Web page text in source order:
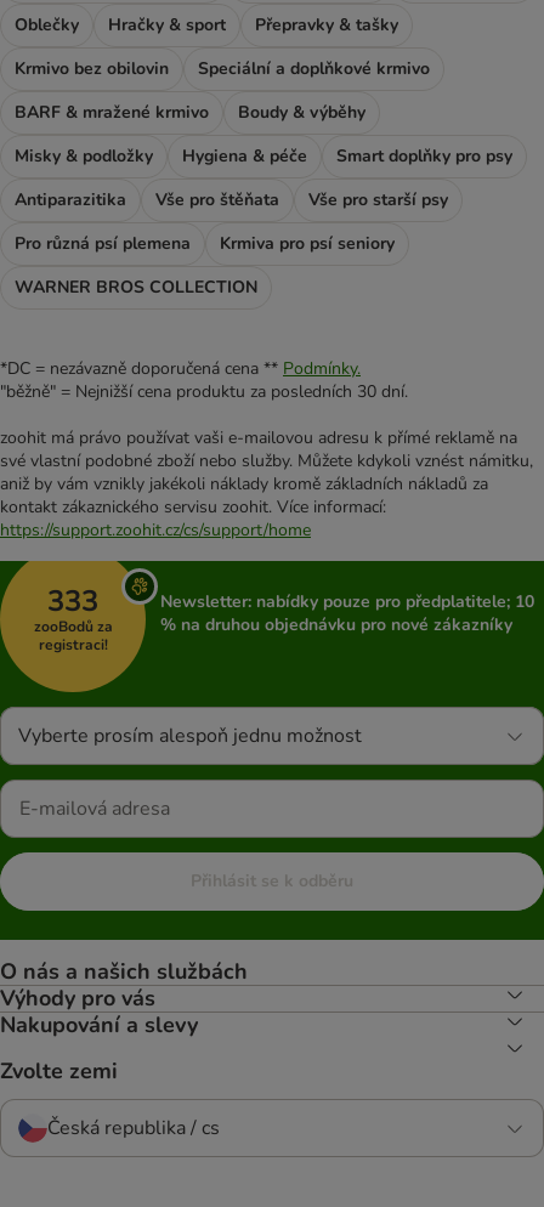
Oblečky
Hračky & sport
Přepravky & tašky
Krmivo bez obilovin
Speciální a doplňkové krmivo
BARF & mražené krmivo
Boudy & výběhy
Misky & podložky
Hygiena & péče
Smart doplňky pro psy
Antiparazitika
Vše pro štěňata
Vše pro starší psy
Pro různá psí plemena
Krmiva pro psí seniory
WARNER BROS COLLECTION
*DC = nezávazně doporučená cena ** Podmínky.
"běžně" = Nejnižší cena produktu za posledních 30 dní.
zoohit má právo používat vaši e-mailovou adresu k přímé reklamě na
své vlastní podobné zboží nebo služby. Můžete kdykoli vznést námitku,
aniž by vám vznikly jakékoli náklady kromě základních nákladů za
kontakt zákaznického servisu zoohit. Více informací:
https://support.zoohit.cz/cs/support/home
333
zooBodů za
registraci!
Newsletter: nabídky pouze pro předplatitele; 10
% na druhou objednávku pro nové zákazníky
Vyberte prosím alespoň jednu možnost
Přihlásit se k odběru
O nás a našich službách
Výhody pro vás
Nakupování a slevy
Zvolte zemi
Česká republika / cs